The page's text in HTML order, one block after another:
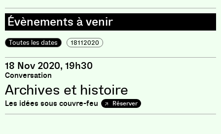
Toutes les dates 18112020
18 Nov 2020, 19h30
Conversation
Archives et histoire
Les idées sous couvre-feu Réserver